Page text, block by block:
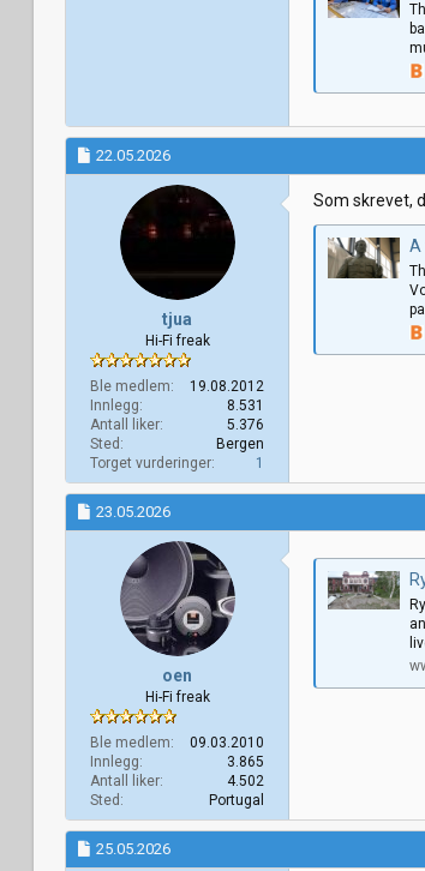
22.05.2026
tjua
Hi-Fi freak
Ble medlem
19.08.2012
Innlegg
8.531
Antall liker
5.376
Sted
Bergen
Torget vurderinger
1
Som skrevet,
A
23.05.2026
oen
Hi-Fi freak
Ble medlem
09.03.2010
Innlegg
3.865
Antall liker
4.502
Sted
Portugal
25.05.2026